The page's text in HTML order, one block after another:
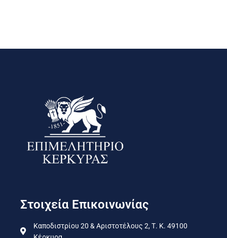
Στοιχεία Επικοινωνίας
Καποδιστρίου 20 & Αριστοτέλους 2, Τ. Κ. 49100